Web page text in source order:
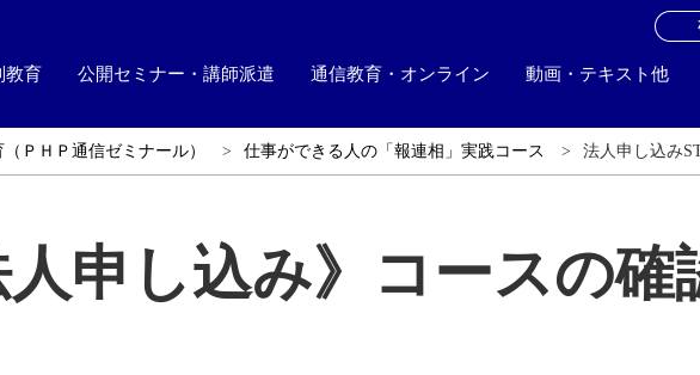
教育 公開セミナー・講師派遣 通信教育・オンライン 動画・テキスト他
ＰＨＰ通信ゼミナール） 仕事ができる人の「報連相」実践コース 法人申し込み
申し込み》コースの確